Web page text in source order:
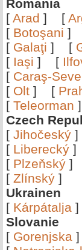
Romania
[ Arad ] [
[ Botoşani ]
[ Galaţi ] [
[ Iaşi ] [
[ Caraş-
[ Olt ] [
[ Teleorman
Czech
[ Jihočeský ]
[ Liberecký ]
[ Plzeňský ]
[ Zlínský ]
Ukrainen
[ Kárpátalja
Slovanie
[ Gorenjska